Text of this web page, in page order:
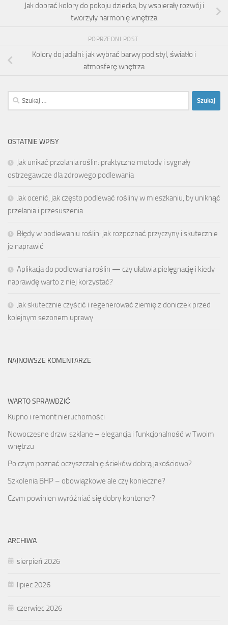
Jak dobrać kolory do pokoju dziecka, by wspierały rozwój i
tworzyły harmonię wnętrza
POPRZEDNI POST
Kolory do jadalni: jak wybrać barwy pod styl, światło i
atmosferę wnętrza
Szukaj:
OSTATNIE WPISY
Jak unikać przelania roślin: praktyczne metody i sygnały
ostrzegawcze dla zdrowego podlewania
Jak ocenić, jak często podlewać rośliny w mieszkaniu, by uniknąć
przelania i przesuszenia
Błędy w podlewaniu roślin: jak rozpoznać przyczyny i skutecznie
je naprawić
Aplikacja do podlewania roślin — czy ułatwia pielęgnację i kiedy
naprawdę warto z niej korzystać?
Jak skutecznie czyścić i regenerować ziemię z doniczek przed
kolejnym sezonem uprawy
NAJNOWSZE KOMENTARZE
WARTO SPRAWDZIĆ
Kupno i remont nieruchomości
Nowoczesne drzwi szklane – elegancja i funkcjonalność w Twoim
wnętrzu
Po czym poznać oczyszczalnię ścieków dobrą jakościowo?
Szkolenia BHP – obowiązkowe ale czy konieczne?
Czym powinien wyróżniać się dobry kontener?
ARCHIWA
sierpień 2026
lipiec 2026
czerwiec 2026